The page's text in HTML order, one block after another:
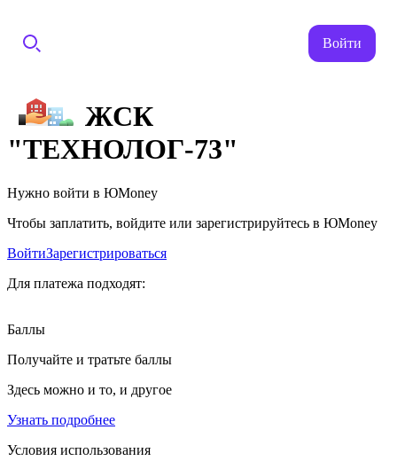
Войти
ЖСК
"ТЕХНОЛОГ-73"
Нужно войти в ЮMoney
Чтобы заплатить, войдите или зарегистрируйтесь в ЮMoney
ВойтиЗарегистрироваться
Для платежа подходят:
Баллы
Получайте и тратьте баллы
Здесь можно и то, и другое
Узнать подробнее
Условия использования